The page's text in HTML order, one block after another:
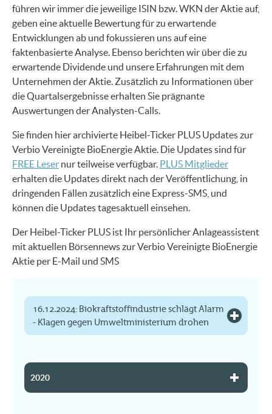
führen wir immer die jeweilige ISIN bzw. WKN der Aktie auf,
geben eine aktuelle Bewertung für zu erwartende
Entwicklungen ab und fokussieren uns auf eine
faktenbasierte Analyse. Ebenso berichten wir über die zu
erwartende Dividende und unsere Erfahrungen mit dem
Unternehmen der Aktie. Zusätzlich zu Informationen über
die Quartalsergebnisse erhalten Sie prägnante
Auswertungen der Analysten-Calls.
Sie finden hier archivierte Heibel-Ticker PLUS Updates zur
Verbio Vereinigte BioEnergie Aktie. Die Updates sind für
FREE Leser nur teilweise verfügbar. PLUS Mitglieder
erhalten die Updates direkt nach der Veröffentlichung, in
dringenden Fällen zusätzlich eine Express-SMS, und
können die Updates tagesaktuell einsehen.
Der Heibel-Ticker PLUS ist Ihr persönlicher Anlageassistent
mit aktuellen Börsennews zur Verbio Vereinigte BioEnergie
Aktie per E-Mail und SMS
16.12.2024: Biokraftstoffindustrie schlägt Alarm
- Klagen gegen Umweltministerium drohen
2020